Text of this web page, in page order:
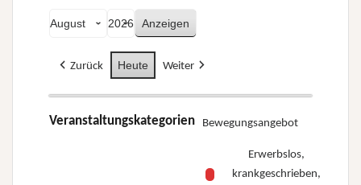
Monat
Jahr
Zurück Heute Weiter
Veranstaltungskategorien Bewegungsangebot
Erwerbslos,
krankgeschrieben,